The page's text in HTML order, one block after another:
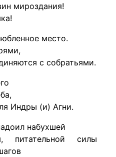
мироздания!
место.
с собратьями.
Индры (и) Агни.
набухшей
питательной силы